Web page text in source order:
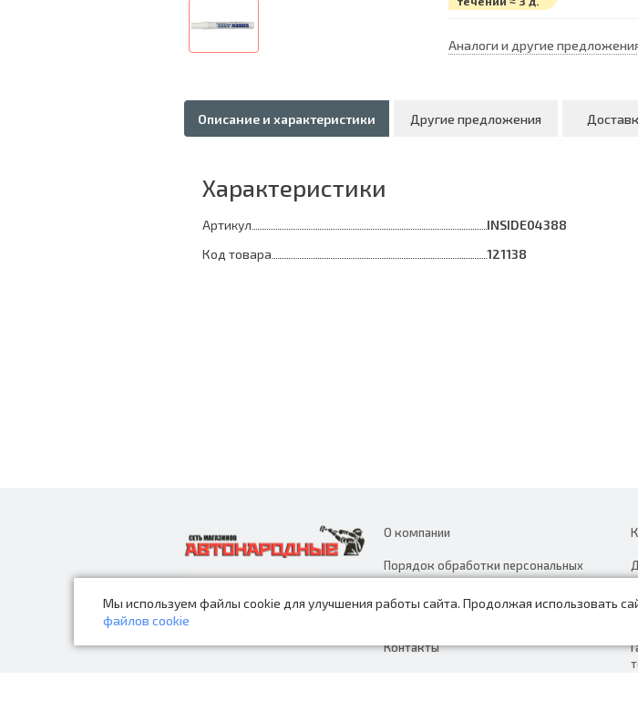
Мы используем файлы cookie для улучшения работы сайта. Продолжая использовать
файлов cookie
Аналоги и другие
Описание и характеристики Другие предложения
Характеристики
Артикул
INSIDE04388
Код товара
121138
О компании
Порядок обработки персональных
данных
Контакты